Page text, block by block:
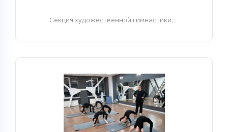
Cекция художественной гимнастики; ...